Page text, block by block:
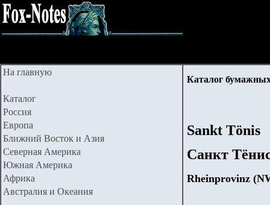
На главную
Каталог
Россия
Европа
Ближний Восток и Азия
Северная Америка
Южная Америка
Африка
Австралия и Океания
Каталог
Sankt Tönis
Санкт
Rheinprovinz